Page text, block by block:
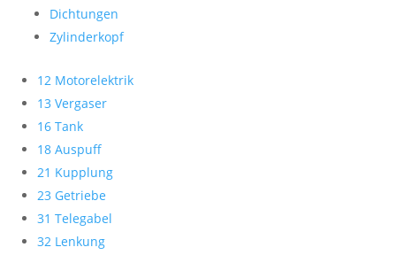
Dichtungen
Zylinderkopf
12 Motorelektrik
13 Vergaser
16 Tank
18 Auspuff
21 Kupplung
23 Getriebe
31 Telegabel
32 Lenkung